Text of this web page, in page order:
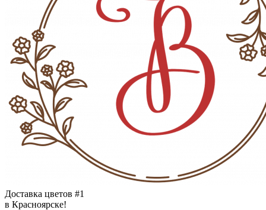
Доставка цветов #1
в Красноярске!